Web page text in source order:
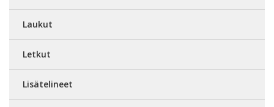
Laukut
Letkut
Lisätelineet